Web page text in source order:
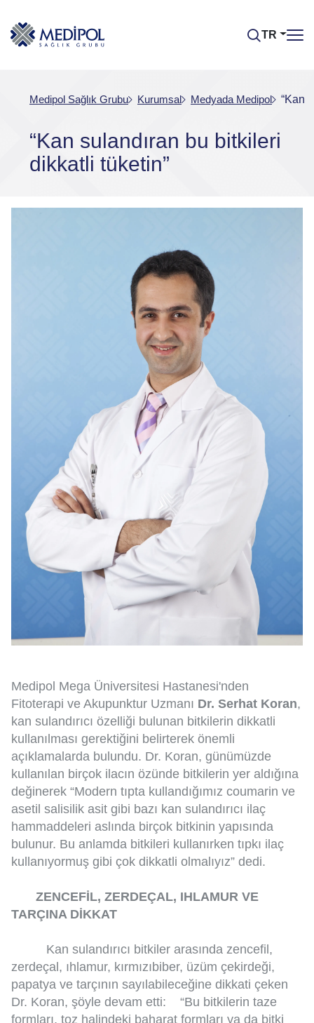
TR
Medipol Sağlık Grubu Kurumsal Medyada Medipol “Kan
“Kan sulandıran bu bitkileri
dikkatli tüketin”
Medipol Mega Üniversitesi Hastanesi'nden
Fitoterapi ve Akupunktur Uzmanı Dr. Serhat Koran,
kan sulandırıcı özelliği bulunan bitkilerin dikkatli
kullanılması gerektiğini belirterek önemli
açıklamalarda bulundu. Dr. Koran, günümüzde
kullanılan birçok ilacın özünde bitkilerin yer aldığına
değinerek “Modern tıpta kullandığımız coumarin ve
asetil salisilik asit gibi bazı kan sulandırıcı ilaç
hammaddeleri aslında birçok bitkinin yapısında
bulunur. Bu anlamda bitkileri kullanırken tıpkı ilaç
kullanıyormuş gibi çok dikkatli olmalıyız” dedi.
ZENCEFİL, ZERDEÇAL, IHLAMUR VE
TARÇINA DİKKAT
Kan sulandırıcı bitkiler arasında zencefil,
zerdeçal, ıhlamur, kırmızıbiber, üzüm çekirdeği,
papatya ve tarçının sayılabileceğine dikkati çeken
Dr. Koran, şöyle devam etti: “Bu bitkilerin taze
formları, toz halindeki baharat formları ya da bitki